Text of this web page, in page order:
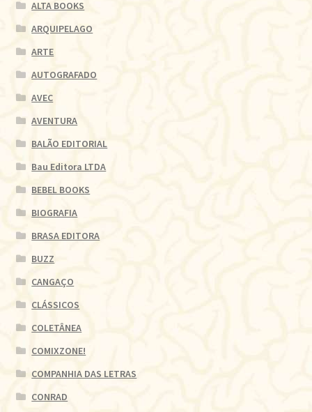
ALTA BOOKS
ARQUIPELAGO
ARTE
AUTOGRAFADO
AVEC
AVENTURA
BALÃO EDITORIAL
Bau Editora LTDA
BEBEL BOOKS
BIOGRAFIA
BRASA EDITORA
BUZZ
CANGAÇO
CLÁSSICOS
COLETÂNEA
COMIXZONE!
COMPANHIA DAS LETRAS
CONRAD